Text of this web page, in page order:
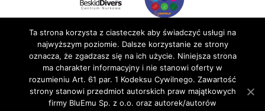
© 2020 BluEmu sp. z o.o. Wszelkie prawa zastrzeżone
Ta strona korzysta z ciasteczek aby świadczyć usługi na
najwyższym poziomie. Dalsze korzystanie ze strony
oznacza, że zgadzasz się na ich użycie. Niniejsza strona
ma charakter informacyjny i nie stanowi oferty w
rozumieniu Art. 61 par. 1 Kodeksu Cywilnego. Zawartość
strony stanowi przedmiot autorskich praw majątkowych
firmy BluEmu Sp. z o.o. oraz autorek/autorów